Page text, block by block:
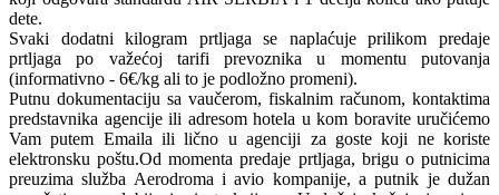
dete.
Svaki dodatni kilogram prtljaga se naplaćuje prilikom predaje
prtljaga po važećoj tarifi prevoznika u momentu putovanja
(informativno - 6€/kg ali to je podložno promeni).
Putnu dokumentaciju sa vaučerom, fiskalnim računom, kontaktima
predstavnika agencije ili adresom hotela u kom boravite uručićemo
Vam putem Emaila ili lično u agenciji za goste koji ne koriste
elektronsku poštu.Od momenta predaje prtljaga, brigu o putnicima
preuzima služba Aerodroma i avio kompanije, a putnik je dužan